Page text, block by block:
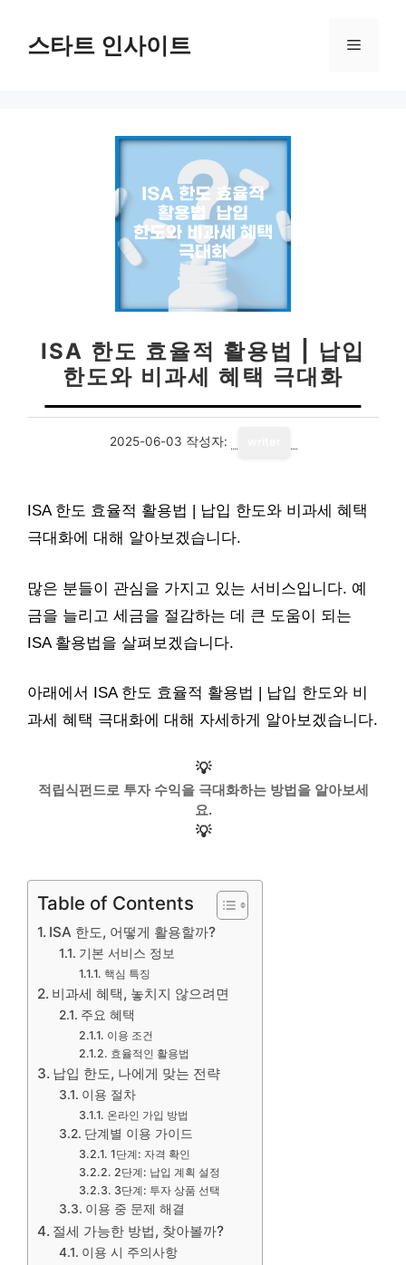
스타트 인사이트 메
ISA 한도 효율적 활용법 | 납입
한도와 비과세 혜택 극대화
2025-06-03 작성자:
ISA 한도 효율적 활용법 | 납입 한도와 비과세 혜택
극대화에 대해 알아보겠습니다.
많은 분들이 관심을 가지고 있는 서비스입니다. 예
금을 늘리고 세금을 절감하는 데 큰 도움이 되는
ISA 활용법을 살펴보겠습니다.
아래에서 ISA 한도 효율적 활용법 | 납입 한도와 비
과세 혜택 극대화에 대해 자세하게 알아보겠습니다.
💡
적립식펀드로 투자 수익을 극대화하는 방법을 알아보세
요.
💡
Table of Contents
ISA 한도, 어떻게 활용할까?
기본 서비스 정보
핵심 특징
비과세 혜택, 놓치지 않으려면
주요 혜택
이용 조건
효율적인 활용법
납입 한도, 나에게 맞는 전략
이용 절차
온라인 가입 방법
단계별 이용 가이드
1단계: 자격 확인
2단계: 납입 계획 설정
3단계: 투자 상품 선택
이용 중 문제 해결
절세 가능한 방법, 찾아볼까?
이용 시 주의사항